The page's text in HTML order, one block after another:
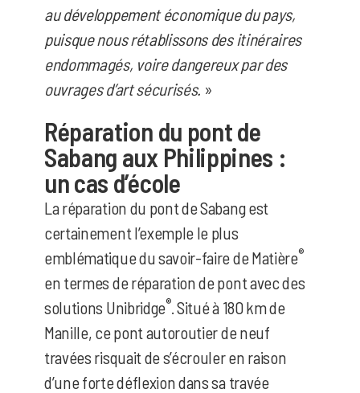
au développement économique du pays,
puisque nous rétablissons des itinéraires
endommagés, voire dangereux par des
ouvrages d’art sécurisés. »
Réparation du pont de
Sabang aux Philippines :
un cas d’école
La réparation du pont de Sabang est
certainement l’exemple le plus
emblématique du savoir-faire de Matière®
en termes de réparation de pont avec des
solutions Unibridge®. Situé à 180 km de
Manille, ce pont autoroutier de neuf
travées risquait de s’écrouler en raison
d’une forte déflexion dans sa travée